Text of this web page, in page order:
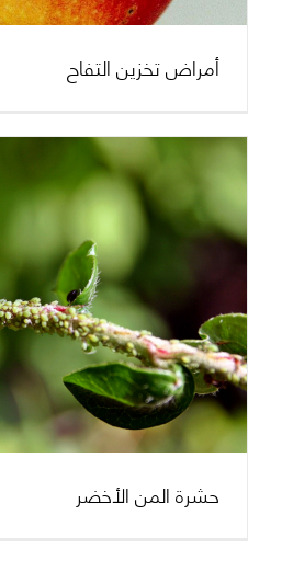
أمراض تخزين التفاح
حشرة المن الأخضر